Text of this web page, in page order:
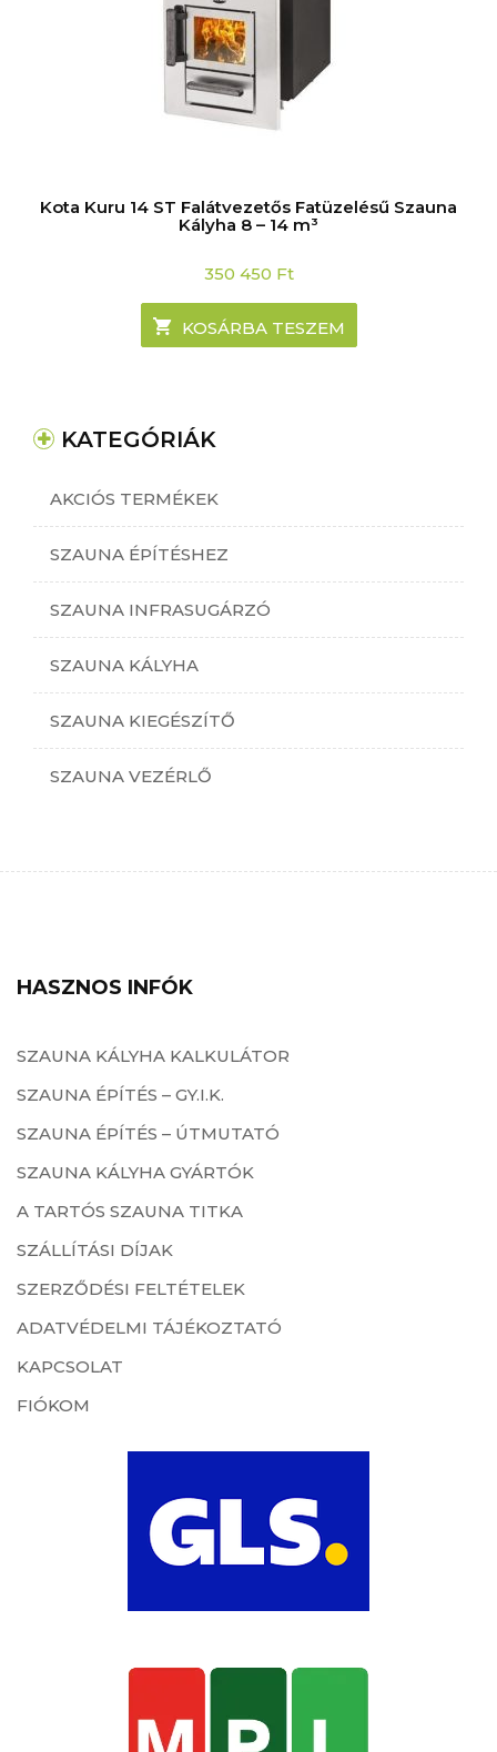
Kota Kuru 14 ST Falátvezetős Fatüzelésű Szauna
Kályha 8 – 14 m³
350 450 Ft
KOSÁRBA TESZEM
KATEGÓRIÁK
AKCIÓS TERMÉKEK
SZAUNA ÉPÍTÉSHEZ
SZAUNA INFRASUGÁRZÓ
SZAUNA KÁLYHA
SZAUNA KIEGÉSZÍTŐ
SZAUNA VEZÉRLŐ
HASZNOS INFÓK
SZAUNA KÁLYHA KALKULÁTOR
SZAUNA ÉPÍTÉS – GY.I.K.
SZAUNA ÉPÍTÉS – ÚTMUTATÓ
SZAUNA KÁLYHA GYÁRTÓK
A TARTÓS SZAUNA TITKA
SZÁLLÍTÁSI DÍJAK
SZERZŐDÉSI FELTÉTELEK
ADATVÉDELMI TÁJÉKOZTATÓ
KAPCSOLAT
FIÓKOM